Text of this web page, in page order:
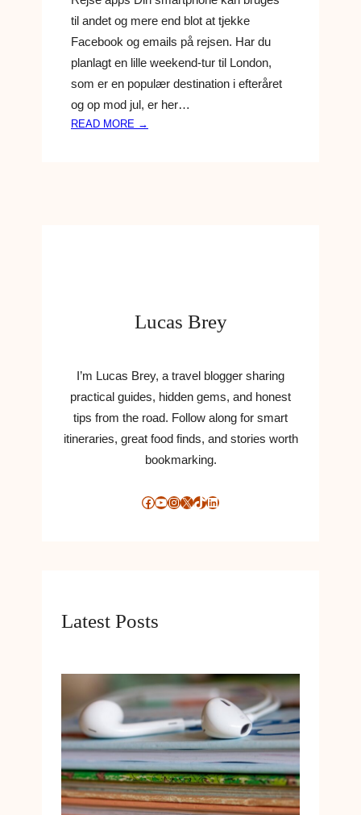
P
P
S
L
til andet og mere end blot at tjekke
Facebook og emails på rejsen. Har du
planlagt en lille weekend-tur til London,
som er en populær destination i efteråret
og op mod jul, er her…
READ MORE →
E
J
E
-
A
P
S
T
R
D
O
G
I
P
H
O
N
Lucas Brey
I’m Lucas Brey, a travel blogger sharing
practical guides, hidden gems, and honest
tips from the road. Follow along for smart
itineraries, great food finds, and stories worth
bookmarking.
Facebook YouTube InstagramX TikTok LinkedIn
Latest Posts